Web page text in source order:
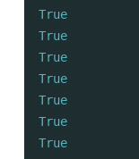
True
True
True
True
True
True
True